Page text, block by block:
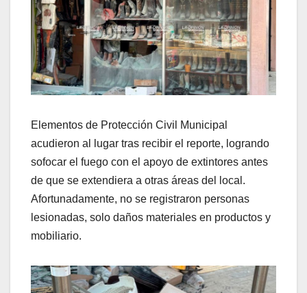
Elementos de Protección Civil Municipal
acudieron al lugar tras recibir el reporte, logrando
sofocar el fuego con el apoyo de extintores antes
de que se extendiera a otras áreas del local.
Afortunadamente, no se registraron personas
lesionadas, solo daños materiales en productos y
mobiliario.